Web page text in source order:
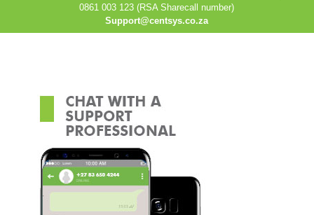
0861 003 123 (RSA Sharecall number)
Support@centsys.co.za